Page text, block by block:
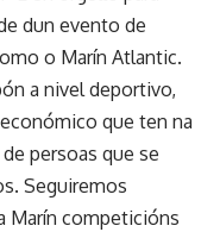
dun evento de
o Marín Atlantic.
a nivel deportivo,
que ten na
persoas que se
Seguiremos
Marín competicións